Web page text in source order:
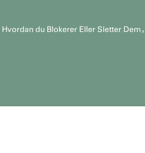
du Blokerer Eller Sletter Dem，